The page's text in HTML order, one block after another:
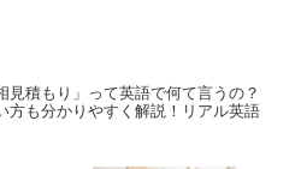
見積もり」って英語で何て言うの？
方も分かりやすく解説！リアル英語